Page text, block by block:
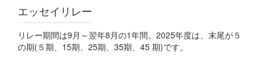
エッセイリレー
リレー期間は9月～翌年8月の1年間。2025年度は、末尾が５
の期(５期、15期、25期、35期、45 期)です。